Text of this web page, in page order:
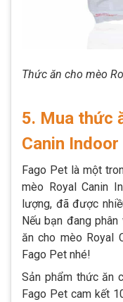
Thức ăn cho mèo
5. Mua thức
Canin
Fago Pet là một
mèo Royal Canin
lượng, đã được
Nếu bạn đang
ăn cho mèo Royal
Fago Pet nhé!
Sản phẩm thức ăn
Fago Pet cam kết